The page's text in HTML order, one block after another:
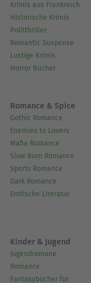
Krimis aus Frankreich
Historische Krimis
Politthriller
Romantic Suspense
Lustige Krimis
Horror Bücher
Romance & Spice
Gothic Romance
Enemies to Lovers
Mafia Romance
Slow Burn Romance
Sports Romance
Dark Romance
Erotische Literatur
Kinder & Jugend
Jugendromane
Romance
Fantasybücher für